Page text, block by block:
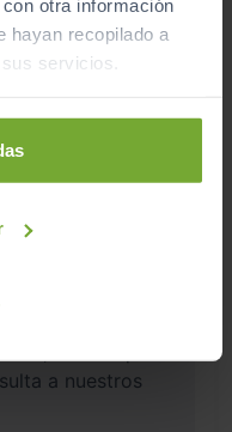
otra información
hayan recopilado a
servicios.
a nuestros